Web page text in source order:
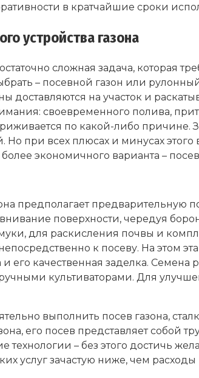
в кратчайшие сроки
устройства газона
сложная задача, которая
– посевной газон или
доставляются на участок и
своевременного полива,
по какой-либо
при всех плюсах и минусах
экономичного варианта –
предполагает
поверхности, чередуя
для раскисления почвы и
к посеву. На этом
его качественная заделка.
культиваторами. Для
выполнить посев газона,
его посев представляет
технологии – без этого достичь
услуг зачастую ниже, чем